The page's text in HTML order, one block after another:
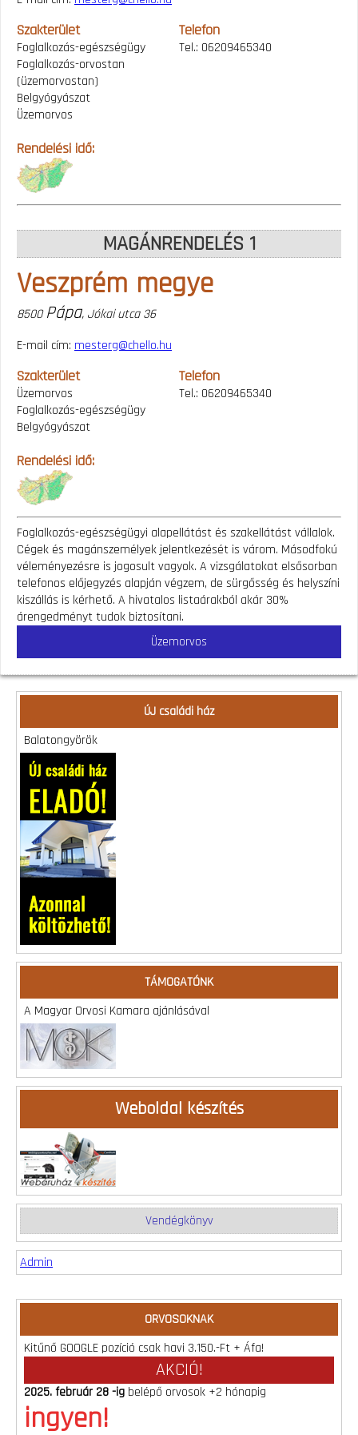
ÚJ családi ház
Balatongyörök
TÁMOGATÓNK
A Magyar Orvosi Kamara ajánlásával
Weboldal készítés
Vendégkönyv
Admin
Szakterület
Foglalkozás-egészségügy
Foglalkozás-orvostan
(üzemorvostan)
Belgyógyászat
Üzemorvos
Telefon
Tel.: 06209465340
Rendelési idő:
MAGÁNRENDELÉS 1
Veszprém megye
8500Pápa, Jókai utca 36
E-mail cím: mesterg@chello.hu
Szakterület
Üzemorvos
Foglalkozás-egészségügy
Belgyógyászat
Telefon
Tel.: 06209465340
Rendelési idő:
Foglalkozás-egészségügyi alapellátást és szakellátást vállalok.
Cégek és magánszemélyek jelentkezését is várom. Másodfokú
véleményezésre is jogosult vagyok. A vizsgálatokat elsősorban
telefonos előjegyzés alapján végzem, de sürgősség és helyszíni
kiszállás is kérhető. A hivatalos listaárakból akár 30%
árengedményt tudok biztosítani.
Üzemorvos
ORVOSOKNAK
Kitűnő GOOGLE pozíció csak havi 3.150.-Ft + Áfa!
AKCIÓ!
2025. február 28 -ig belépő orvosok +2 hónapig
ingyen!